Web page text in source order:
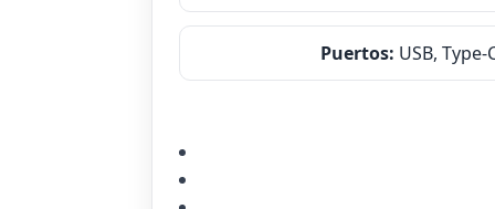
Puertos: USB,